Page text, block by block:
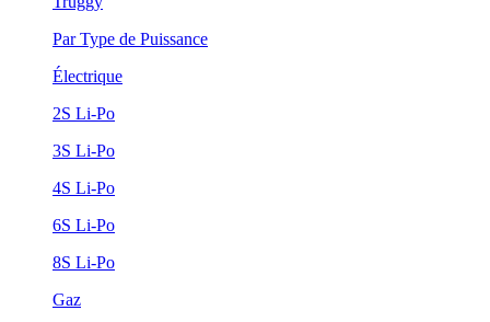
Par Type de Puissance
Électrique
2S Li-Po
3S Li-Po
4S Li-Po
6S Li-Po
8S Li-Po
Gaz